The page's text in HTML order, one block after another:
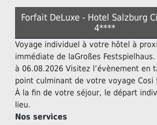
Forfait DeLuxe - Hotel Salzburg
4****
Voyage individuel à votre hôtel à
immédiate de laGroßes Festspielhaus.
à 06.08.2026 Visitez l’évènement en
point culminant de votre voyage Cosi
À la fin de votre séjour, le départ
lieu.
Nos services